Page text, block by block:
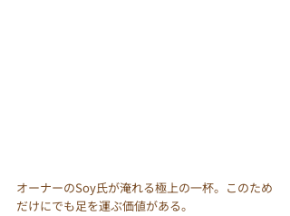
オーナーのSoy氏が淹れる極上の一杯。このため
だけにでも足を運ぶ価値がある。